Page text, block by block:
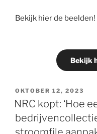
Bekijk hier de beelden!
Bekijk
OKTOBER 12, 2023
NRC kopt: ‘Hoe